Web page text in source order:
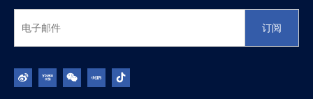
订阅